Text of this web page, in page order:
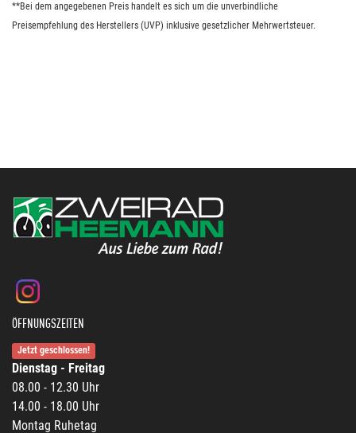
**Bei dem angegebenen Preis handelt es sich um die unverbindliche
Preisempfehlung des Herstellers (UVP) inklusive gesetzlicher Mehrwertsteuer.
ÖFFNUNGSZEITEN
Jetzt geschlossen!
Dienstag - Freitag
08.00 - 12.30 Uhr
14.00 - 18.00 Uhr
Montag Ruhetag